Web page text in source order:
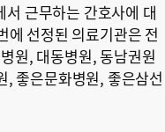
근무하는 간호사에 대
에 선정된 의료기관은 전
원, 대동병원, 동남권원
좋은문화병원, 좋은삼선